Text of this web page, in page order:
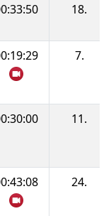
18.
7.
11.
24.